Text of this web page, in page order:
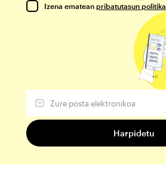
Izena ematean pribatutasun politika